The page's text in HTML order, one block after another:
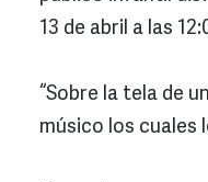
13 de abril a las
“Sobre la tela de
músico los cuales